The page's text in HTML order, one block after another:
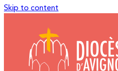
Skip to content